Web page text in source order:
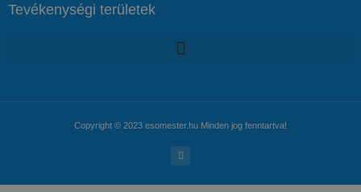
Tevékenységi területek
Copyright © 2023 esomester.hu Minden jog fenntartva!